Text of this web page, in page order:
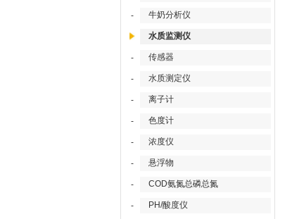
- 牛奶分析仪
水质监测仪
- 传感器
- 水质测定仪
- 离子计
- 色度计
- 浓度仪
- 悬浮物
- COD氨氮总磷总氮
- PH/酸度仪